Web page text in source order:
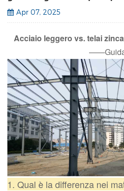
Apr 07, 2025
Acciaio leggero vs. telai
——Guida
1. Qual è la differenza nei